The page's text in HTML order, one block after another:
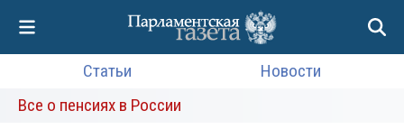
Статьи
Новости
Все о пенсиях в России